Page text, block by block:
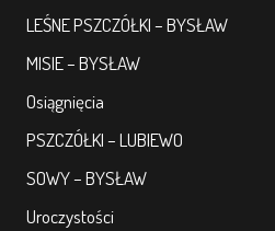
LEŚNE PSZCZÓŁKI – BYSŁAW
MISIE – BYSŁAW
Osiągnięcia
PSZCZÓŁKI – LUBIEWO
SOWY – BYSŁAW
Uroczystości